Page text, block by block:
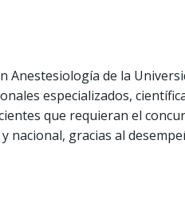
Anestesiología de la
especializados,
que requieran el
nacional, gracias al